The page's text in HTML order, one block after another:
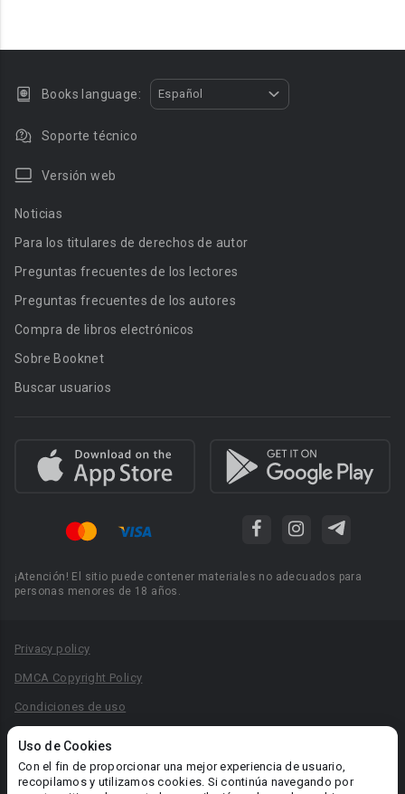
Uso de Cookies
Con el fin de proporcionar una mejor experiencia de usuario,
recopilamos y utilizamos cookies. Si continúa navegando por
Books language: Español
Soporte técnico
Versión web
Noticias
Para los titulares de derechos de autor
Preguntas frecuentes de los lectores
Preguntas frecuentes de los autores
Compra de libros electrónicos
Sobre Booknet
Buscar usuarios
¡Atención! El sitio puede contener materiales no adecuados para
personas menores de 18 años.
Privacy policy
DMCA Copyright Policy
Condiciones de uso
Reglas para la publicación de libros